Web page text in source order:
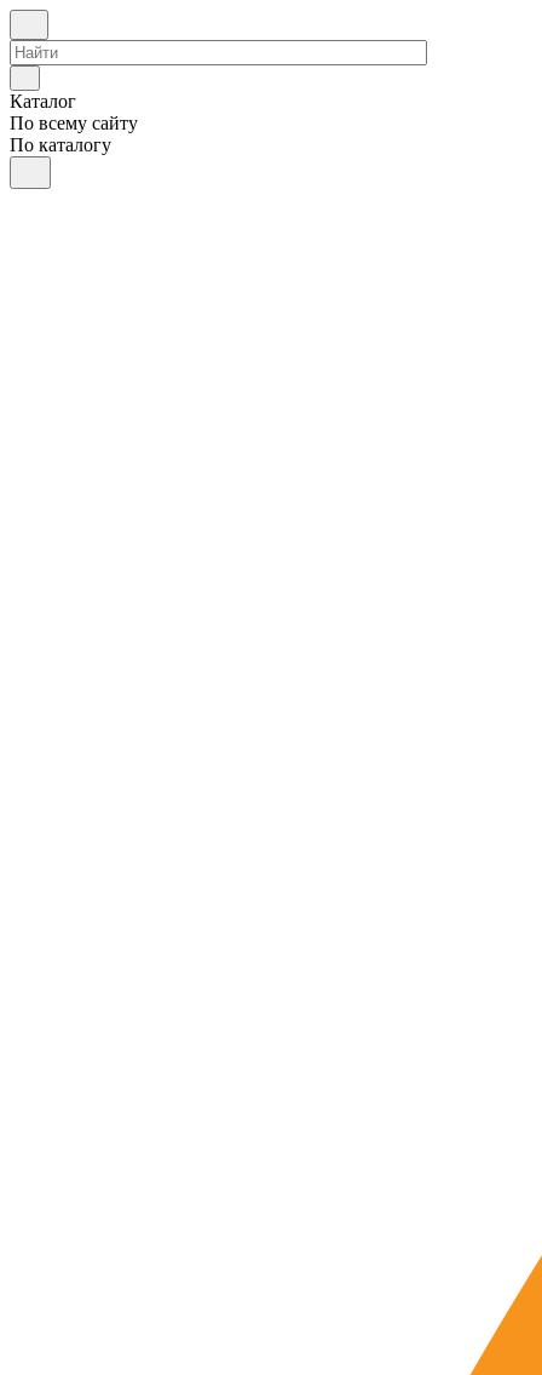
Каталог
По всему сайту
По каталогу